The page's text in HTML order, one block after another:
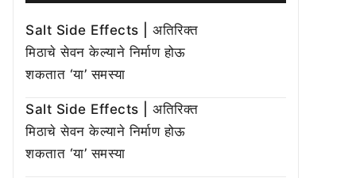
Salt Side Effects | अतिरिक्त
मिठाचे सेवन केल्याने निर्माण होऊ
शकतात ‘या’ समस्या
Salt Side Effects | अतिरिक्त
मिठाचे सेवन केल्याने निर्माण होऊ
शकतात ‘या’ समस्या